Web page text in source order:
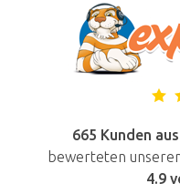
665 Kunden
bewerteten
4.9